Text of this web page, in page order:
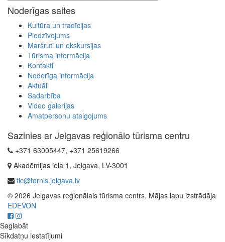
Noderīgas saites
Kultūra un tradīcijas
Piedzīvojums
Maršruti un ekskursijas
Tūrisma informācija
Kontakti
Noderīga informācija
Aktuāli
Sadarbība
Video galerijas
Amatpersonu atalgojums
Sazinies ar Jelgavas reģionālo tūrisma centru
+371 63005447, +371 25619266
Akadēmijas iela 1, Jelgava, LV-3001
tic@tornis.jelgava.lv
© 2026 Jelgavas reģionālais tūrisma centrs. Mājas lapu izstrādāja
EDEVON
Saglabāt
Sīkdatņu iestatījumi